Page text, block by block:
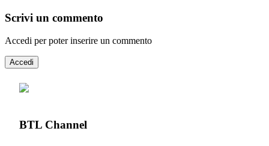
Scrivi un commento
Accedi per poter inserire un commento
Accedi
BTL Channel